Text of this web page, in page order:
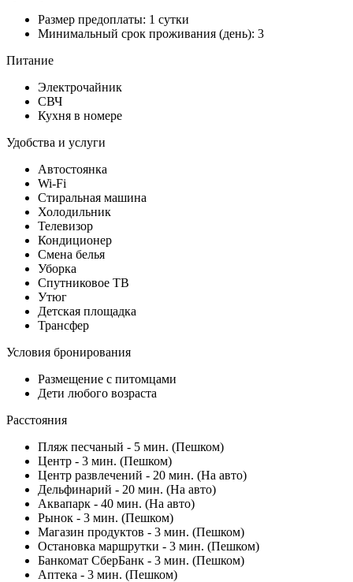
Размер предоплаты: 1 сутки
Минимальный срок проживания (день): 3
Питание
Электрочайник
СВЧ
Кухня в номере
Удобства и услуги
Автостоянка
Wi-Fi
Стиральная машина
Холодильник
Телевизор
Кондиционер
Смена белья
Уборка
Спутниковое ТВ
Утюг
Детская площадка
Трансфер
Условия бронирования
Размещение с питомцами
Дети любого возраста
Расстояния
Пляж песчаный - 5 мин. (Пешком)
Центр - 3 мин. (Пешком)
Центр развлечений - 20 мин. (На авто)
Дельфинарий - 20 мин. (На авто)
Аквапарк - 40 мин. (На авто)
Рынок - 3 мин. (Пешком)
Магазин продуктов - 3 мин. (Пешком)
Остановка маршрутки - 3 мин. (Пешком)
Банкомат СберБанк - 3 мин. (Пешком)
Аптека - 3 мин. (Пешком)